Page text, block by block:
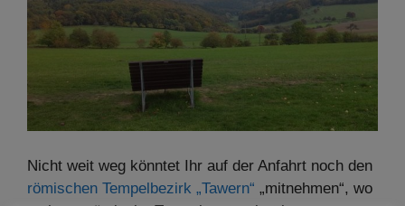
Nicht weit weg könntet Ihr auf der Anfahrt noch den
römischen Tempelbezirk „Tawern“ „mitnehmen“, wo